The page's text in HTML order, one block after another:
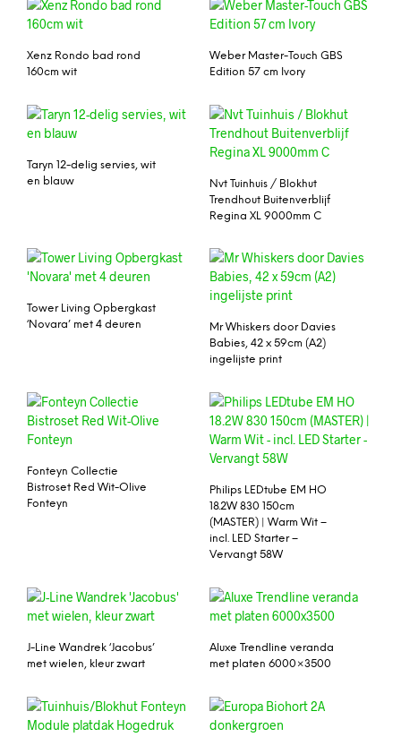
Xenz Rondo bad rond
160cm wit
Weber Master-Touch GBS
Edition 57 cm Ivory
Taryn 12-delig servies, wit
en blauw
Nvt Tuinhuis / Blokhut
Trendhout Buitenverblijf
Regina XL 9000mm C
Tower Living Opbergkast
‘Novara’ met 4 deuren
Mr Whiskers door Davies
Babies, 42 x 59cm (A2)
ingelijste print
Fonteyn Collectie
Bistroset Red Wit-Olive
Fonteyn
Philips LEDtube EM HO
18.2W 830 150cm
(MASTER) | Warm Wit –
incl. LED Starter –
Vervangt 58W
J-Line Wandrek ‘Jacobus’
met wielen, kleur zwart
Aluxe Trendline veranda
met platen 6000×3500